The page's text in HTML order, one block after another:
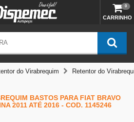
CARRINHO
0
do Virabrequim Retentor do
BASTOS PARA FIAT BRAVO
2011 ATÉ 2016 - COD. 1145246
opções mais